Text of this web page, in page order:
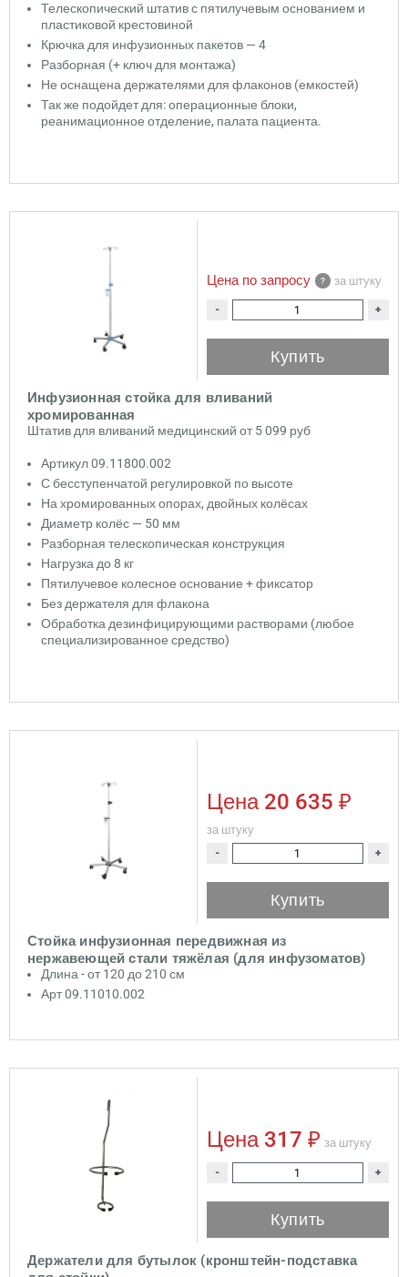
Телескопический штатив с пятилучевым основанием и
пластиковой крестовиной
Крючка для инфузионных пакетов — 4
Разборная (+ ключ для монтажа)
Не оснащена держателями для флаконов (емкостей)
Так же подойдет для: операционные блоки,
реанимационное отделение, палата пациента.
Инфузионная стойка для вливаний
хромированная
Штатив для вливаний медицинский от 5 099 руб
Артикул 09.11800.002
С бесступенчатой регулировкой по высоте
На хромированных опорах, двойных колёсах
Диаметр колёс — 50 мм
Разборная телескопическая конструкция
Нагрузка до 8 кг
Пятилучевое колесное основание + фиксатор
Без держателя для флакона
Обработка дезинфицирующими растворами (любое
специализированное средство)
Цена по запросу за штуку
- +
Купить
Стойка инфузионная передвижная из
нержавеющей стали тяжёлая (для инфузоматов)
Длина - от 120 до 210 см
Арт 09.11010.002
Цена 20 635 ₽
за штуку
- +
Купить
Держатели для бутылок (кронштейн-подставка
Цена 317 ₽ за штуку
- +
Купить